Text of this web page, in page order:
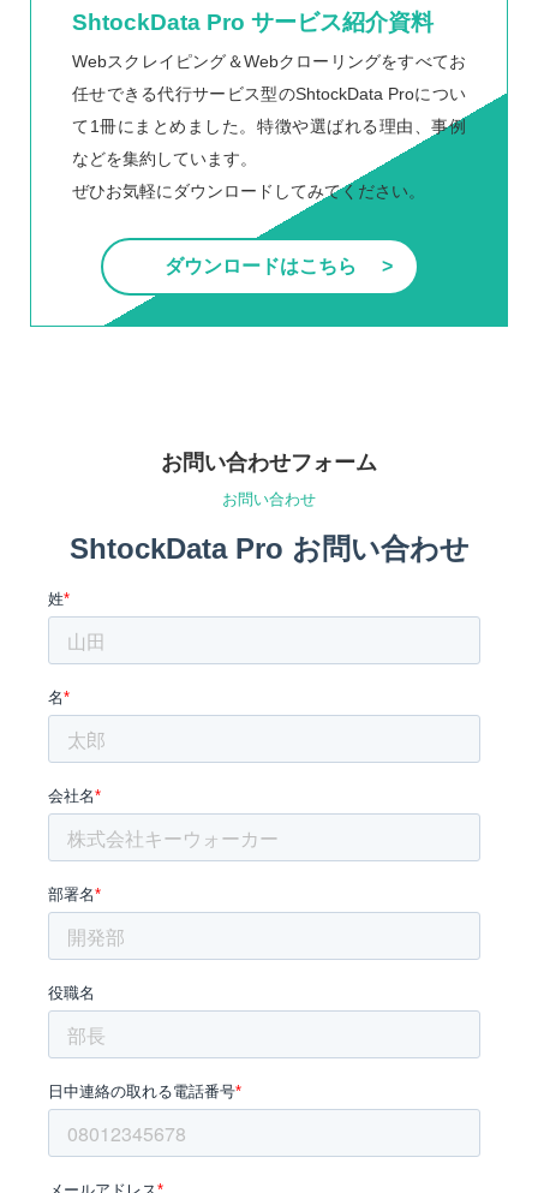
ShtockData Pro サービス紹介資料
Webスクレイピング＆Webクローリングをすべてお
任せできる代行サービス型のShtockData Proについ
て1冊にまとめました。特徴や選ばれる理由、事例
などを集約しています。
ぜひお気軽にダウンロードしてみてください。
ダウンロードはこちら
お問い合わせフォーム
お問い合わせ